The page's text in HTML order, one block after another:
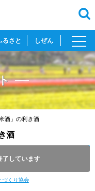
るさと しぜん
toggle
酒」の利き酒
酒
了しています
づくり協会